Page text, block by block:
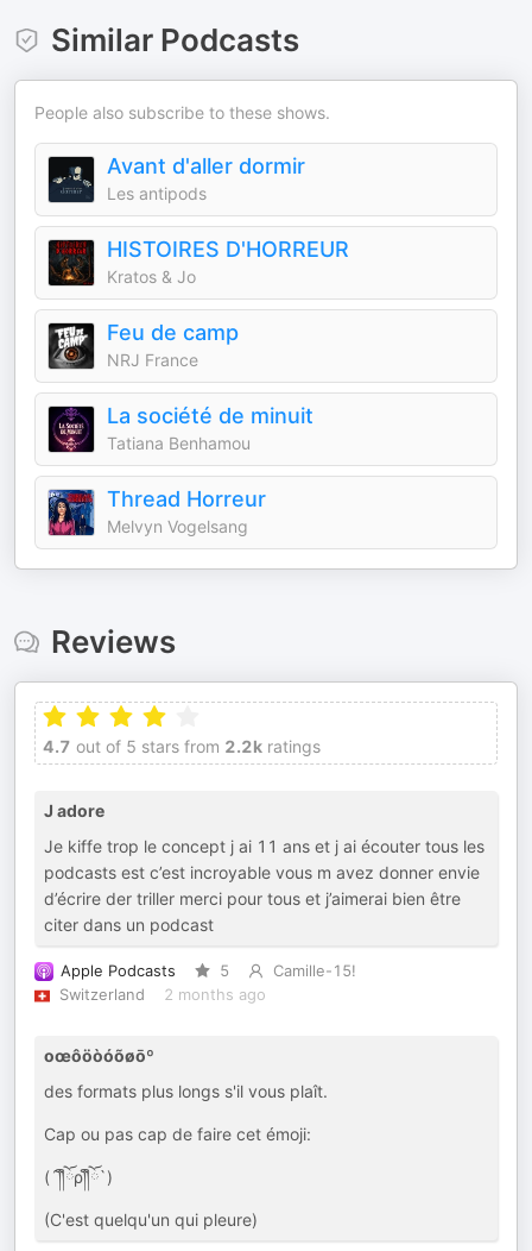
Similar Podcasts
People also subscribe to these shows.
Avant d'aller dormir
Les antipods
HISTOIRES D'HORREUR
Kratos & Jo
Feu de camp
NRJ France
La société de minuit
Tatiana Benhamou
Thread Horreur
Melvyn Vogelsang
Reviews
4.7 out of 5 stars from 2.2k ratings
J adore
Je kiffe trop le concept j ai 11 ans et j ai écouter tous les
podcasts est c’est incroyable vous m avez donner envie
d’écrire der triller merci pour tous et j’aimerai bien être
citer dans un podcast
Apple Podcasts 5
Camille-15!
Switzerland
2 months ago
oœôöòóõøōº
des formats plus longs s'il vous plaît.
Cap ou pas cap de faire cet émoji:
(´༎ຶོρ༎ຶོ`)
(C'est quelqu'un qui pleure)